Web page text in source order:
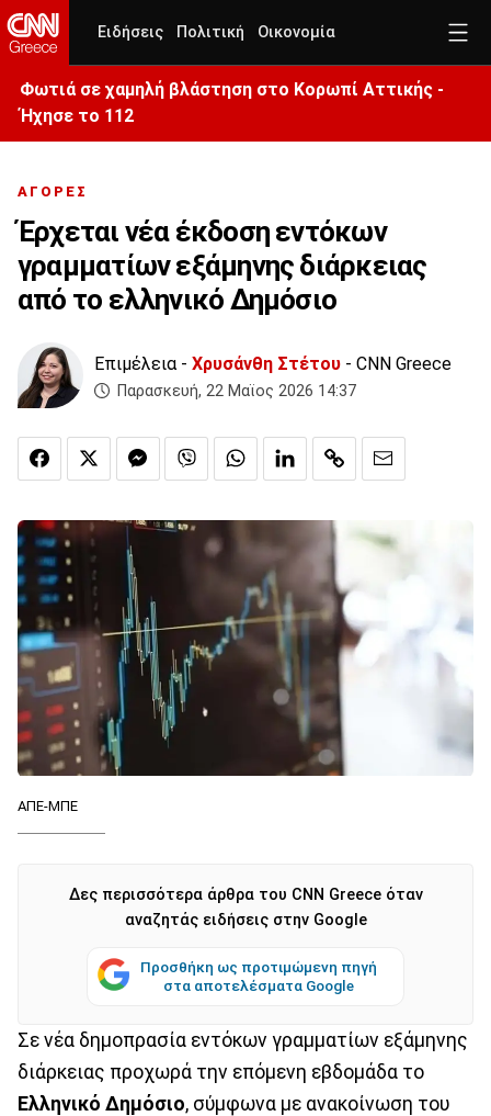
Ειδήσεις Πολιτική Οικονομία
Φωτιά σε χαμηλή βλάστηση στο Κορωπί Αττικής -
Ήχησε το 112
ΑΓΟΡΕΣ
Έρχεται νέα έκδοση εντόκων
γραμματίων εξάμηνης διάρκειας
από το ελληνικό Δημόσιο
Επιμέλεια - Χρυσάνθη Στέτου - CNN Greece
Παρασκευή, 22 Μαϊος 2026 14:37
ΑΠΕ-ΜΠΕ
Δες περισσότερα άρθρα του CNN Greece όταν
αναζητάς ειδήσεις στην Google
Προσθήκη ως προτιμώμενη πηγή
στα αποτελέσματα Google
Σε νέα δημοπρασία εντόκων γραμματίων εξάμηνης
διάρκειας προχωρά την επόμενη εβδομάδα το
Ελληνικό Δημόσιο, σύμφωνα με ανακοίνωση του